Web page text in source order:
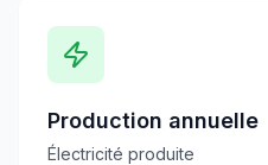
Production annuelle
Électricité produite